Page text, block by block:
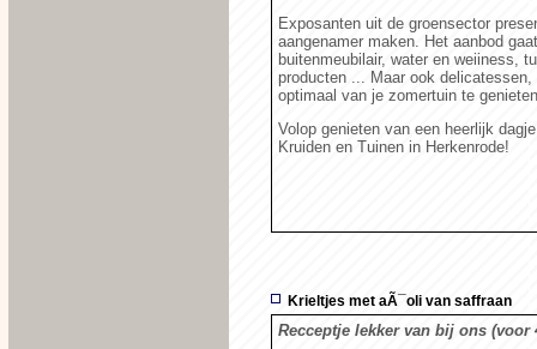
Exposanten uit de groensector
aangenamer maken. Het aanbod
buitenmeubilair, water en weiiness,
producten ... Maar ook
optimaal van je zomertuin te
Volop genieten van een heerlijk
Kruiden en Tuinen in Herkenrode!
Krieltjes met aÃ¯oli van saffraan
Recceptje lekker van bij ons (voor